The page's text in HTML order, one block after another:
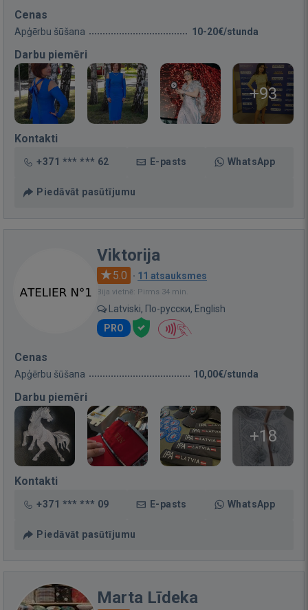
Cenas
Apģērbu šūšana 10-20€/stunda
Darbu piemēri
+93
Kontakti
+371 *** *** 62 E-pasts WhatsApp
Piedāvāt pasūtījumu
Viktorija
5.0 · 11 atsauksmes
Bija vietnē: Pirms 34 min.
Latviski, По-русски, English
PRO
Cenas
Apģērbu šūšana 10,00€/stunda
Darbu piemēri
+18
Kontakti
+371 *** *** 09 E-pasts WhatsApp
Piedāvāt pasūtījumu
Marta Līdeka